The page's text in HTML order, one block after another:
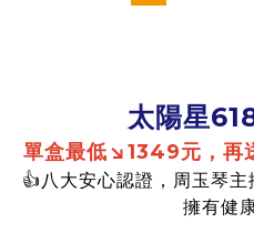
太陽星
單盒最低↘1349元，再
👍八大安心認證，周玉琴
擁有健